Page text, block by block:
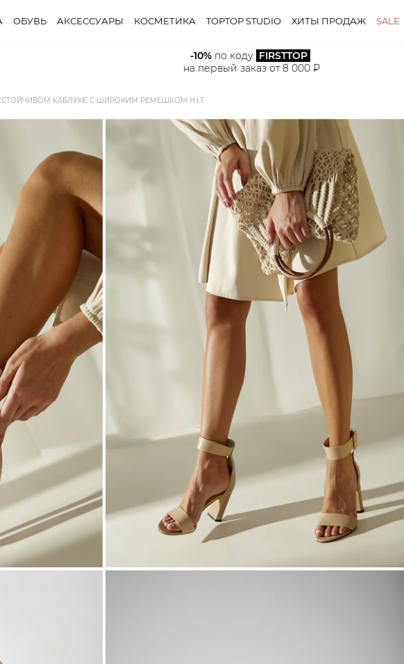
ОБУВЬ АКСЕССУАРЫ КОСМЕТИКА TOPTOP STUDIO ХИТЫ ПРОДАЖ SALE
-10% по коду FIRSTTOP
на первый заказ от 8 000 ₽
КАБЛУКЕ С ШИРОКИМ РЕМЕШКОМ H.I.T.